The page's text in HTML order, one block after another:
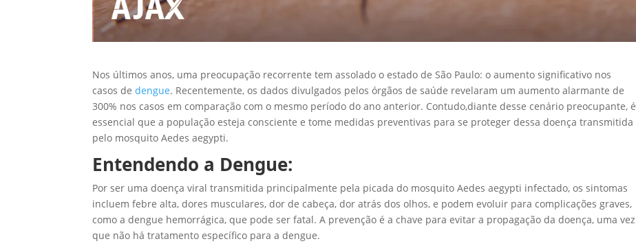
Nos últimos anos, uma preocupação recorrente tem assolado o estado de São Paulo: o aumento significativo nos
casos dedengue. Recentemente, os dados divulgados pelos órgãos de saúde revelaram um aumento alarmante de
300% nos casos em comparação com o mesmo período do ano anterior. Contudo,diante desse cenário preocupante, é
essencial que a população esteja consciente e tome medidas preventivas para se proteger dessa doença transmitida
pelo mosquito Aedes aegypti.
Entendendo a Dengue:
Por ser uma doença viral transmitida principalmente pela picada do mosquito Aedes aegypti infectado, os sintomas
incluem febre alta, dores musculares, dor de cabeça, dor atrás dos olhos, e podem evoluir para complicações graves,
como a dengue hemorrágica, que pode ser fatal. A prevenção é a chave para evitar a propagação da doença, uma vez
que não há tratamento específico para a dengue.